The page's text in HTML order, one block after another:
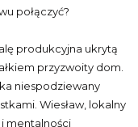
połączyć?
produkcyjna ukrytą
przyzwoity dom.
niespodziewany
Wiesław, lokalny
i mentalności